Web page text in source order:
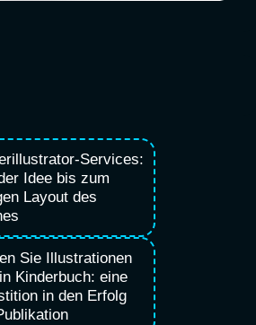
Services:
Idee bis zum
Layout des
Sie Illustrationen
Kinderbuch: eine
in den Erfolg